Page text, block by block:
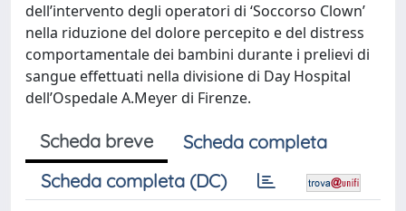
dell’intervento degli operatori di ‘Soccorso Clown’
nella riduzione del dolore percepito e del distress
comportamentale dei bambini durante i prelievi di
sangue effettuati nella divisione di Day Hospital
dell’Ospedale A.Meyer di Firenze.
Scheda breve
Scheda completa
Scheda completa (DC)